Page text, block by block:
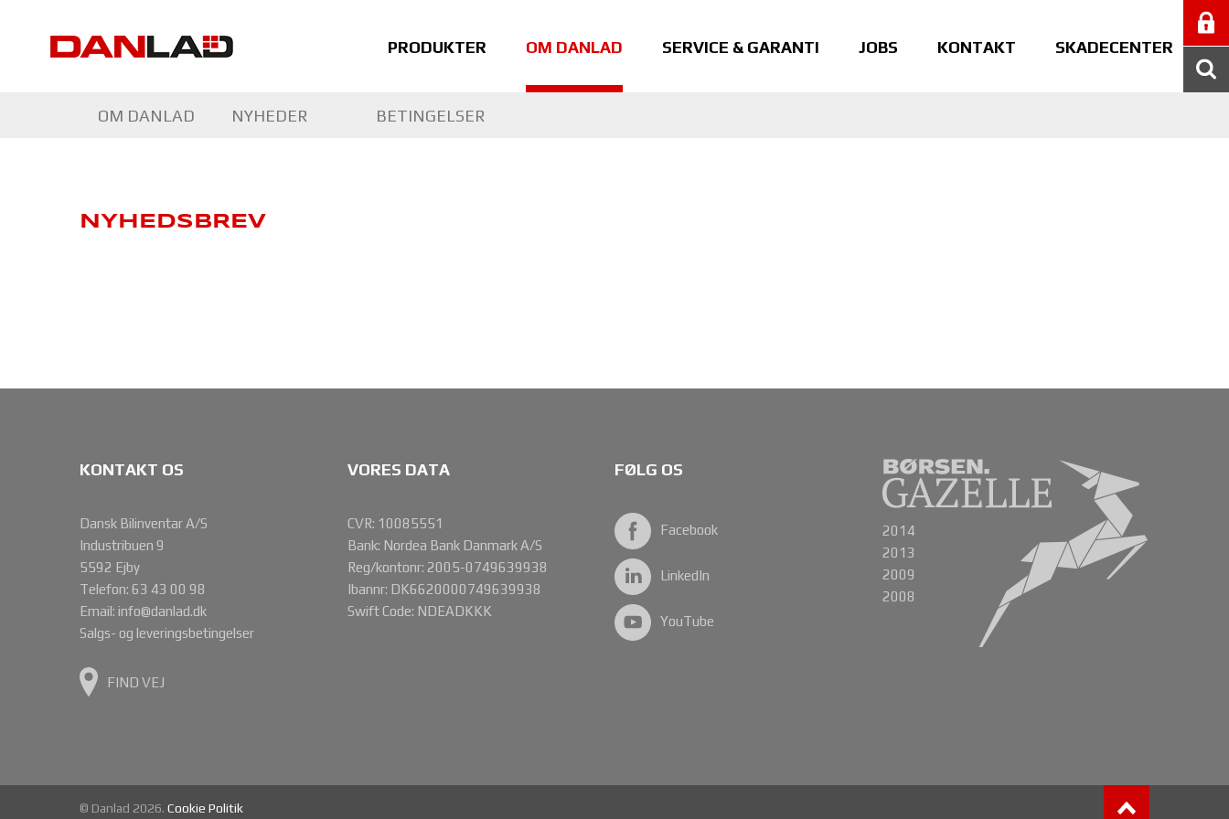
PRODUKTER OM DANLAD SERVICE & GARANTI JOBS KONTAKT SKADECENTER
OM DANLAD NYHEDER BETINGELSER
NYHEDSBREV
KONTAKT OS
Dansk Bilinventar A/S
Industribuen 9
5592 Ejby
Telefon: 63 43 00 98
Email: info@danlad.dk
Salgs- og leveringsbetingelser
FIND VEJ
VORES DATA
CVR: 10085551
Bank: Nordea Bank Danmark A/S
Reg/kontonr: 2005-0749639938
Ibannr: DK6620000749639938
Swift Code: NDEADKKK
FØLG OS
Facebook
LinkedIn
YouTube
2014
2013
2009
2008
© Danlad 2026. Cookie Politik